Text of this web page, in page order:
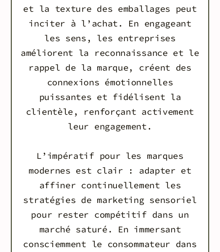
et la texture des emballages peut
inciter à l’achat. En engageant
les sens, les entreprises
améliorent la reconnaissance et le
rappel de la marque, créent des
connexions émotionnelles
puissantes et fidélisent la
clientèle, renforçant activement
leur engagement.
L’impératif pour les marques
modernes est clair : adapter et
affiner continuellement les
stratégies de marketing sensoriel
pour rester compétitif dans un
marché saturé. En immersant
consciemment le consommateur dans